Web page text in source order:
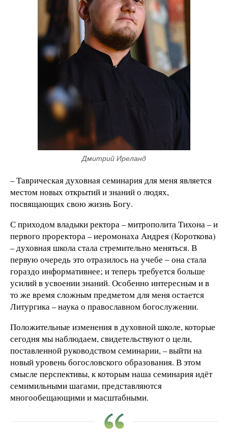
Дмитрий Иреланд
– Таврическая духовная семинария для меня является
местом новых открытий и знаний о людях,
посвящающих свою жизнь Богу.
С приходом владыки ректора – митрополита Тихона – и
первого проректора – иеромонаха Андрея (Короткова)
– духовная школа стала стремительно меняться. В
первую очередь это отразилось на учебе ‒ она стала
гораздо информативнее; и теперь требуется больше
усилий в усвоении знаний. Особенно интересным и в
то же время сложным предметом для меня остается
Литургика – наука о православном богослужении.
Положительные изменения в духовной школе, которые
сегодня мы наблюдаем, свидетельствуют о цели,
поставленной руководством семинарии, – выйти на
новый уровень богословского образования. В этом
смысле перспективы, к которым наша семинария идёт
семимильными шагами, представляются
многообещающими и масштабными.